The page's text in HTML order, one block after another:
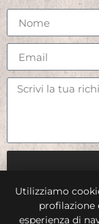
Utilizziamo
profilazione
esperienza di